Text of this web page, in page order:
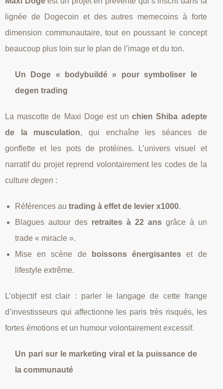
lignée de Dogecoin et des autres memecoins à forte
dimension communautaire, tout en poussant le concept
beaucoup plus loin sur le plan de l’image et du ton.
Un Doge « bodybuildé » pour symboliser le
degen trading
La mascotte de Maxi Doge est unchien Shiba adepte
de la musculation, qui enchaîne les séances de
gonflette et les pots de protéines. L’univers visuel et
narratif du projet reprend volontairement les codes de la
culture degen :
Références au trading à effet de levier x1000.
Blagues autour des retraites à 22 ansgrâce à un
trade « miracle ».
Mise en scène de
boissons énergisantes et de
lifestyle extrême.
L’objectif est clair : parler le langage de cette frange
d’investisseurs qui affectionne les paris très risqués, les
fortes émotions et un humour volontairement excessif.
Un pari sur le marketing viral et la puissance de
la communauté